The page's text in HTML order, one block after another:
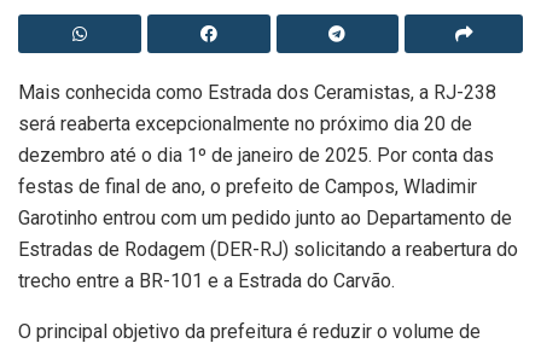
Mais conhecida como Estrada dos Ceramistas, a RJ-238
será reaberta excepcionalmente no próximo dia 20 de
dezembro até o dia 1º de janeiro de 2025. Por conta das
festas de final de ano, o prefeito de Campos, Wladimir
Garotinho entrou com um pedido junto ao Departamento de
Estradas de Rodagem (DER-RJ) solicitando a reabertura do
trecho entre a BR-101 e a Estrada do Carvão.
O principal objetivo da prefeitura é reduzir o volume de